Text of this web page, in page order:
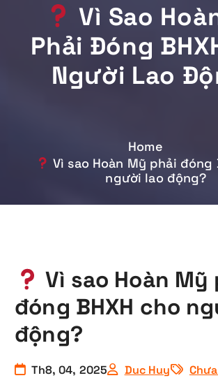
Vì Sao
Phải Đóng
Người Lao
Home
Vì sao Hoàn Mỹ phải đóng
người lao động?
Vì sao Hoàn Mỹ
đóng BHXH cho
động?
Th8, 04, 2025 Duc Huy